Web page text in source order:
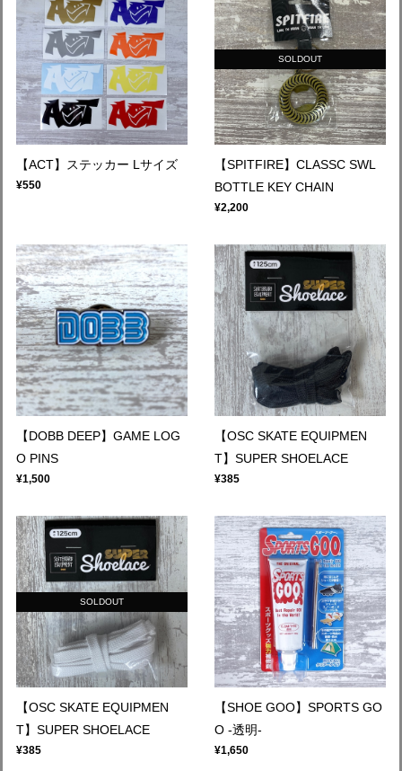
【ACT】ステッカー Lサイズ
¥550
SOLDOUT
【SPITFIRE】CLASSC SWL
BOTTLE KEY CHAIN
¥2,200
【DOBB DEEP】GAME LOG
O PINS
¥1,500
【OSC SKATE EQUIPMEN
T】SUPER SHOELACE
¥385
SOLDOUT
【OSC SKATE EQUIPMEN
T】SUPER SHOELACE
¥385
【SHOE GOO】SPORTS GO
O -透明-
¥1,650